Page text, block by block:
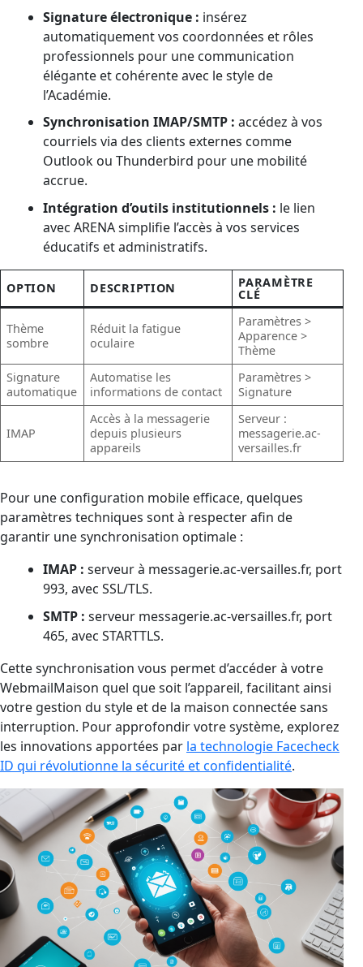
Signature électronique : insérez
automatiquement vos coordonnées et rôles
professionnels pour une communication
élégante et cohérente avec le style de
l’Académie.
Synchronisation IMAP/SMTP : accédez à vos
courriels via des clients externes comme
Outlook ou Thunderbird pour une mobilité
accrue.
Intégration d’outils institutionnels : le lien
avec ARENA simplifie l’accès à vos services
éducatifs et administratifs.
OPTION DESCRIPTION PARAMÈTRE
CLÉ
Thème
sombre
Réduit la fatigue
oculaire
Paramètres >
Apparence >
Thème
Signature
automatique
Automatise les
informations de contact
Paramètres >
Signature
IMAP
Accès à la messagerie
depuis plusieurs
appareils
Serveur :
messagerie.ac-
versailles.fr
Pour une configuration mobile efficace, quelques
paramètres techniques sont à respecter afin de
garantir une synchronisation optimale :
IMAP : serveur à messagerie.ac-versailles.fr, port
993, avec SSL/TLS.
SMTP : serveur messagerie.ac-versailles.fr, port
465, avec STARTTLS.
Cette synchronisation vous permet d’accéder à votre
WebmailMaison quel que soit l’appareil, facilitant ainsi
votre gestion du style et de la maison connectée sans
interruption. Pour approfondir votre système, explorez
les innovations apportées par la technologie Facecheck
ID qui révolutionne la sécurité et confidentialité.